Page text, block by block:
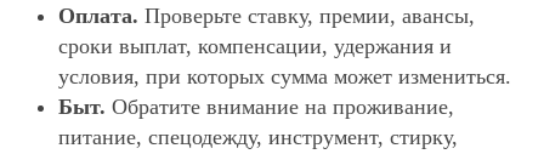
Оплата. Проверьте ставку, премии, авансы,
сроки выплат, компенсации, удержания и
условия, при которых сумма может измениться.
Быт. Обратите внимание на проживание,
питание, спецодежду, инструмент, стирку,